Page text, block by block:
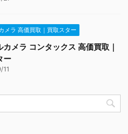
メラ 高価買取｜買取スター
カメラ コンタックス 高価買取｜
ー
11